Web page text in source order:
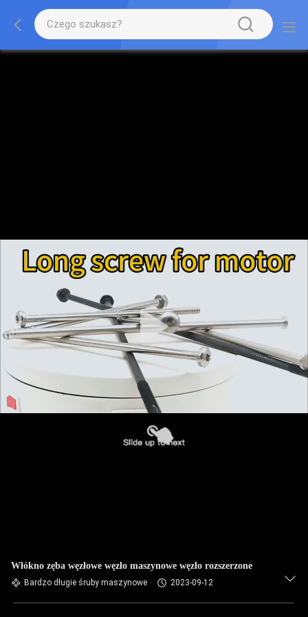
Włókno zęba węzłowe węzło maszynowe węzło rozszerzone
Bardzo długie śruby maszynowe 2023-09-12